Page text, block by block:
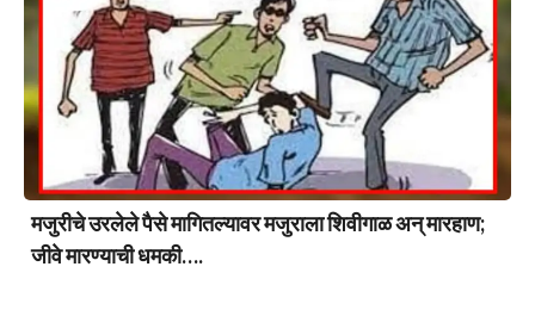
मजुरीचे उरलेले पैसे मागितल्यावर मजुराला शिवीगाळ अन् मारहाण;
जीवे मारण्याची धमकी….